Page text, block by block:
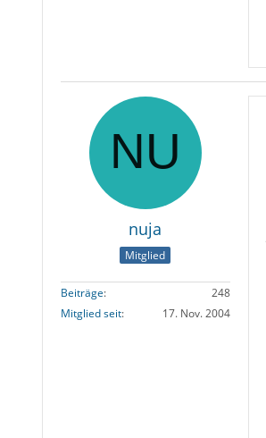
nuja
Mitglied
Beiträge
248
Mitglied seit
17. Nov. 2004